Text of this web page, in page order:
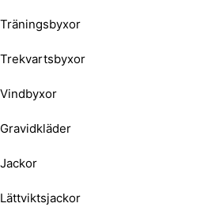
Träningsbyxor
Trekvartsbyxor
Vindbyxor
Gravidkläder
Jackor
Lättviktsjackor